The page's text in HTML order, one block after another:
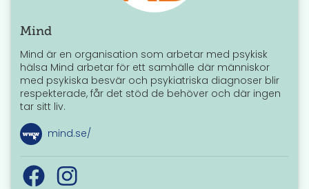
Mind
Mind är en organisation som arbetar med psykisk
hälsa Mind arbetar för ett samhälle där människor
med psykiska besvär och psykiatriska diagnoser blir
respekterade, får det stöd de behöver och där ingen
tar sitt liv.
mind.se/